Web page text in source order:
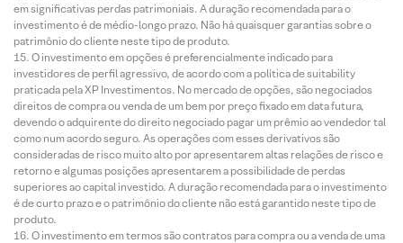
em significativas perdas patrimoniais. A duração recomendada para o
investimento é de médio-longo prazo. Não há quaisquer garantias sobre o
patrimônio do cliente neste tipo de produto.
O investimento em opções é preferencialmente indicado para
investidores de perfil agressivo, de acordo com a política de suitability
praticada pela XP Investimentos. No mercado de opções, são negociados
direitos de compra ou venda de um bem por preço fixado em data futura,
devendo o adquirente do direito negociado pagar um prêmio ao vendedor tal
como num acordo seguro. As operações com esses derivativos são
consideradas de risco muito alto por apresentarem altas relações de risco e
retorno e algumas posições apresentarem a possibilidade de perdas
superiores ao capital investido. A duração recomendada para o investimento
é de curto prazo e o patrimônio do cliente não está garantido neste tipo de
produto.
O investimento em termos são contratos para compra ou a venda de uma